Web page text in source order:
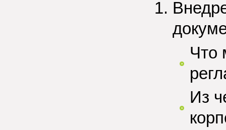
Что
Из